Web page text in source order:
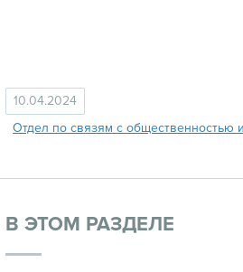
10.04.2024
Отдел по связям с общественностью
В ЭТОМ РАЗДЕЛЕ